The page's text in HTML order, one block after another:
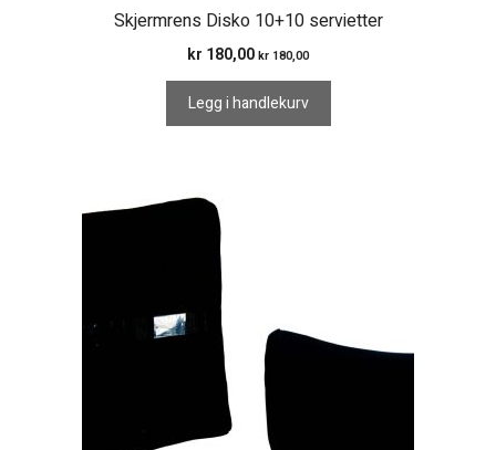
Skjermrens Disko 10+10 servietter
kr 180,00 kr 180,00
Legg i handlekurv